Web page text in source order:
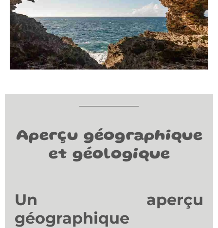
Aperçu géographique
et géologique
Un aperçu
géographique